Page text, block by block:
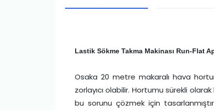
Lastik Sökme Takma Makinası Run-Flat
Osaka 20 metre makaralı hava
zorlayıcı olabilir. Hortumu sürekli
bu sorunu çözmek için